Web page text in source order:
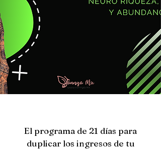
El programa de 21 días para
duplicar los ingresos de tu